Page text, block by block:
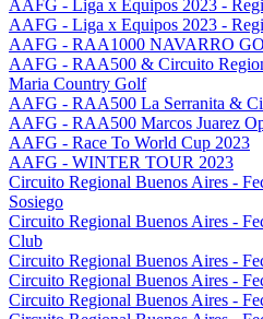
AAFG - Liga x Equipos 2023 -
AAFG - Liga x Equipos 2023 -
AAFG - RAA1000 NAVARRO
AAFG - RAA500 & Circuito
Maria Country Golf
AAFG - RAA500 La Serranita &
AAFG - RAA500 Marcos Juarez
AAFG - Race To World Cup 2023
AAFG - WINTER TOUR 2023
Circuito Regional Buenos Aires -
Sosiego
Circuito Regional Buenos Aires -
Club
Circuito Regional Buenos Aires -
Circuito Regional Buenos Aires -
Circuito Regional Buenos Aires -